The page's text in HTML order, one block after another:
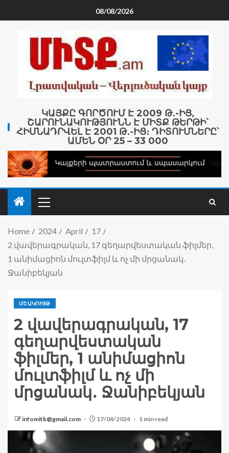
08/08/2026
ԿԱՅՔԸ ԳՈՐԾՈՒՄ Է 2009 Թ․-ԻՑ,
ՇԱՐՈՒՆԱԿՈՒԹՅՈՒՆՆ Է ՄԻՏՔ ԹԵՐԹԻ՝
ՀԻՄՆԱԴՐՎԵԼ Է 2001 Թ․-ԻՑ։ ԴԻՏՈՒՄՆԵՐԸ՝
ԱՄԵՆ ՕՐ 25 – 33 000
Home 2024 April
17
2 վավերագրական, 17 գեղարվեստական ֆիլմեր,
1 անիմացիոն մուլտֆիլմ և ոչ մի մրցանակ․
Ջանիբեկյան
ՄՇԱԿՈՒՅԹ
2 վավերագրական, 17
գեղարվեստական
ֆիլմեր, 1 անիմացիոն
մուլտֆիլմ և ոչ մի
մրցանակ․ Ջանիբեկյան
infomitk@gmail.com 17/04/2024 1 min read